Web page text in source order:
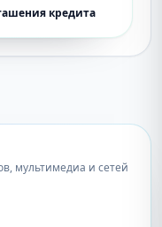
кредита
мультимедиа и сетей